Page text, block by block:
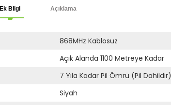
Ek Bilgi Açıklama
868MHz Kablosuz
Açık Alanda 1100 Metreye Kadar
7 Yıla Kadar Pil Ömrü (Pil Dahildir)
Siyah